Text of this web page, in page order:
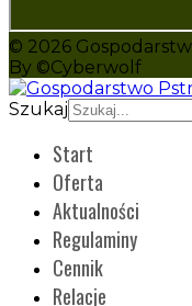
© 2026
By ©Cyberwolf
Szukaj
Start
Oferta
Aktualności
Regulaminy
Cennik
Relacje